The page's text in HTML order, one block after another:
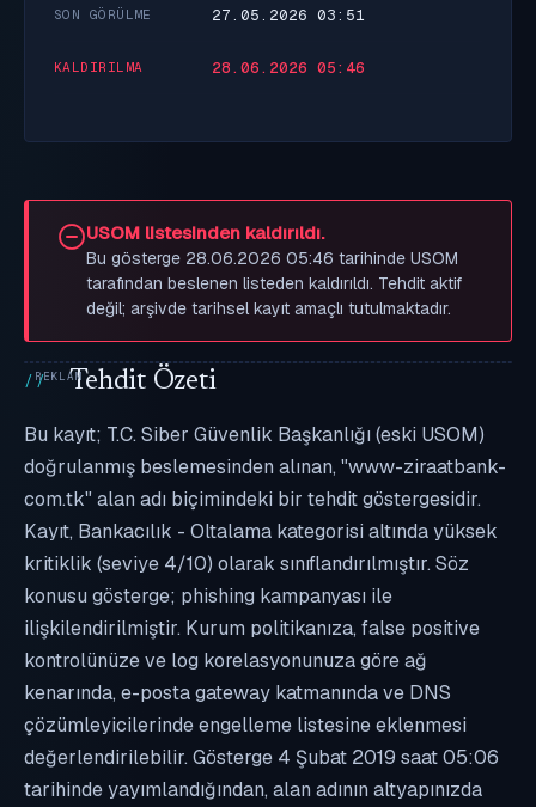
SON GÖRÜLME 27.05.2026 03:51
KALDIRILMA 28.06.2026 05:46
USOM listesinden kaldırıldı.
Bu gösterge 28.06.2026 05:46 tarihinde USOM
tarafından beslenen listeden kaldırıldı. Tehdit aktif
değil; arşivde tarihsel kayıt amaçlı tutulmaktadır.
Tehdit Özeti
Bu kayıt; T.C. Siber Güvenlik Başkanlığı (eski USOM)
doğrulanmış beslemesinden alınan, "www-ziraatbank-
com.tk" alan adı biçimindeki bir tehdit göstergesidir.
Kayıt, Bankacılık - Oltalama kategorisi altında yüksek
kritiklik (seviye 4/10) olarak sınıflandırılmıştır. Söz
konusu gösterge; phishing kampanyası ile
ilişkilendirilmiştir. Kurum politikanıza, false positive
kontrolünüze ve log korelasyonunuza göre ağ
kenarında, e-posta gateway katmanında ve DNS
çözümleyicilerinde engelleme listesine eklenmesi
değerlendirilebilir. Gösterge 4 Şubat 2019 saat 05:06
tarihinde yayımlandığından, alan adının altyapınızda